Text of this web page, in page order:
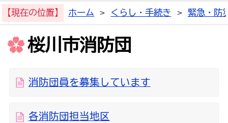
【現在の位置】 ホーム > くらし・手続き > 緊急・防
桜川市消防団
消防団員を募集しています
各消防団担当地区